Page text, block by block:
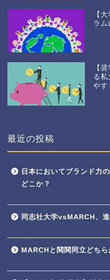
【
ラム
【
る私
やす
最近の投稿
日本においてブランド力
どこか？
同志社大学vsMARCH、
MARCHと関関同立どち